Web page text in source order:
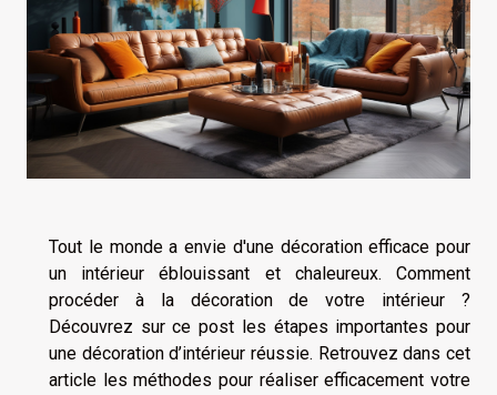
Tout le monde a envie d'une décoration efficace pour
un intérieur éblouissant et chaleureux. Comment
procéder à la décoration de votre intérieur ?
Découvrez sur ce post les étapes importantes pour
une décoration d’intérieur réussie. Retrouvez dans cet
article les méthodes pour réaliser efficacement votre